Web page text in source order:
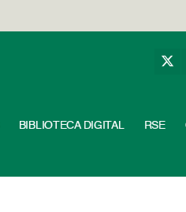
BIBLIOTECA DIGITAL RSE